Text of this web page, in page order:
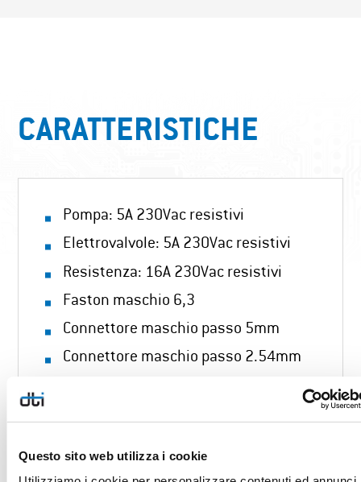
Questo sito web utilizza i cookie
CARATTERISTICHE
Pompa: 5A 230Vac resistivi
Elettrovalvole: 5A 230Vac resistivi
Resistenza: 16A 230Vac resistivi
Faston maschio 6,3
Connettore maschio passo 5mm
Connettore maschio passo 2.54mm
IMMAGINI TECNICHE